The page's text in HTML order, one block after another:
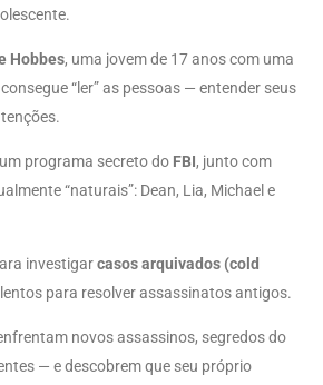
Hobbes, uma jovem de 17 anos com uma
“ler” as pessoas — entender seus
programa secreto do FBI, junto com
“naturais”: Dean, Lia, Michael e
investigarcasos arquivados (cold
para resolver assassinatos antigos.
novos assassinos, segredos do
— e descobrem que seu próprio